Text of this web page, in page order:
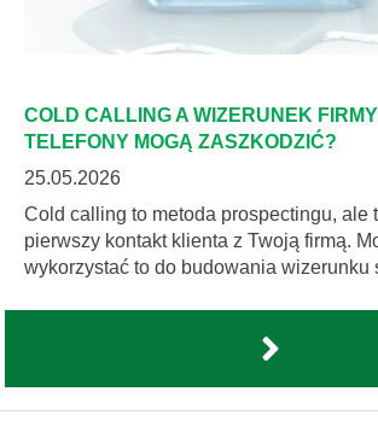
COLD CALLING A WIZERUNEK
TELEFONY MOGĄ ZASZKODZIĆ?
25.05.2026
Cold calling to metoda prospectingu, ale
pierwszy kontakt klienta z Twoją firmą.
wykorzystać to do budowania wizerunku